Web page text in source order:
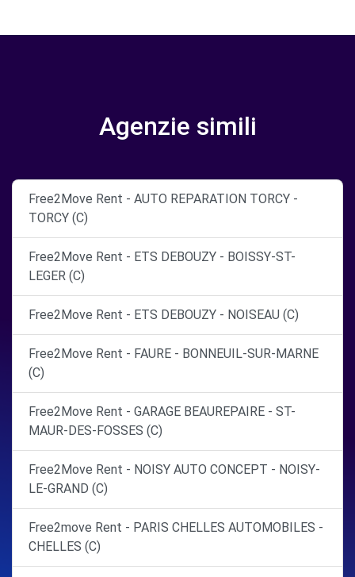
Agenzie simili
Free2Move Rent - AUTO REPARATION TORCY -
TORCY (C)
Free2Move Rent - ETS DEBOUZY - BOISSY-ST-
LEGER (C)
Free2Move Rent - ETS DEBOUZY - NOISEAU (C)
Free2Move Rent - FAURE - BONNEUIL-SUR-MARNE
(C)
Free2Move Rent - GARAGE BEAUREPAIRE - ST-
MAUR-DES-FOSSES (C)
Free2Move Rent - NOISY AUTO CONCEPT - NOISY-
LE-GRAND (C)
Free2move Rent - PARIS CHELLES AUTOMOBILES -
CHELLES (C)